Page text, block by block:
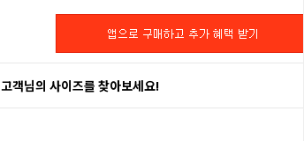
고객님의 사이즈를 찾아보세요!